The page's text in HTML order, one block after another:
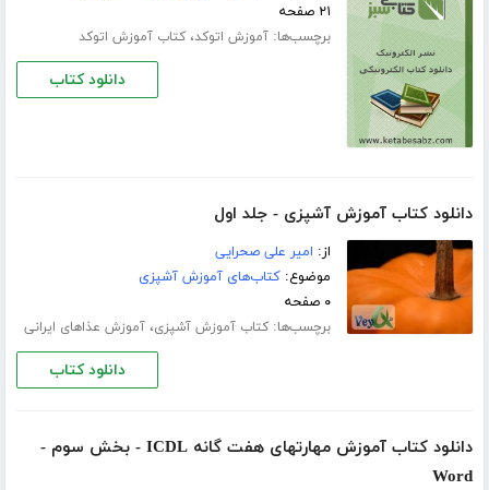
۲۱ صفحه
برچسب‌ها:آموزش اتوکد،کتاب آموزش اتوکد
دانلود کتاب
دانلود کتاب آموزش آشپزی - جلد اول
از: امیر علی صحرایی
موضوع:کتاب‌های آموزش آشپزی
۰ صفحه
برچسب‌ها:کتاب آموزش آشپزی،آموزش عذاهای ایرانی
دانلود کتاب
دانلود کتاب آموزش مهارتهای هفت گانه ICDL - بخش سوم -
Word